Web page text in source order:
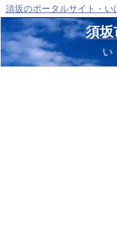
須坂のポータルサイト・い
須坂